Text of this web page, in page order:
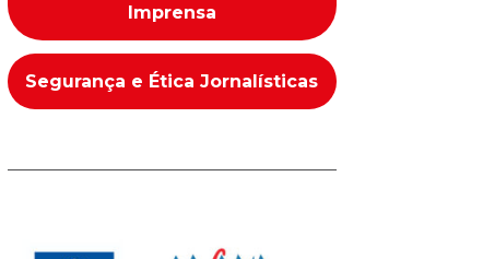
Imprensa
Segurança e Ética Jornalísticas